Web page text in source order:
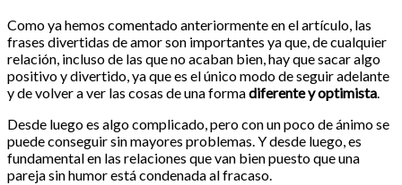
Como ya hemos comentado anteriormente en el artículo, las
frases divertidas de amor son importantes ya que, de cualquier
relación, incluso de las que no acaban bien, hay que sacar algo
positivo y divertido, ya que es el único modo de seguir adelante
y de volver a ver las cosas de una formadiferente y optimista.
Desde luego es algo complicado, pero con un poco de ánimo se
puede conseguir sin mayores problemas. Y desde luego, es
fundamental en las relaciones que van bien puesto que una
pareja sin humor está condenada al fracaso.